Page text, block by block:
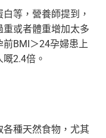
等，營養師提到，
或者體重增加太多
BMI＞24孕婦患上
2.4倍。
種天然食物，尤其